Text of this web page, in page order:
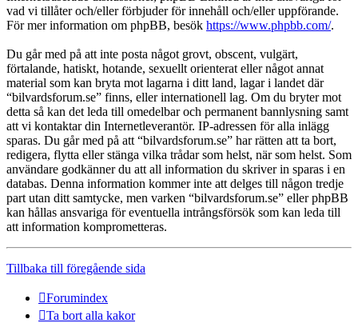
vad vi tillåter och/eller förbjuder för innehåll och/eller uppförande.
För mer information om phpBB, besök https://www.phpbb.com/.
Du går med på att inte posta något grovt, obscent, vulgärt,
förtalande, hatiskt, hotande, sexuellt orienterat eller något annat
material som kan bryta mot lagarna i ditt land, lagar i landet där
“bilvardsforum.se” finns, eller internationell lag. Om du bryter mot
detta så kan det leda till omedelbar och permanent bannlysning samt
att vi kontaktar din Internetleverantör. IP-adressen för alla inlägg
sparas. Du går med på att “bilvardsforum.se” har rätten att ta bort,
redigera, flytta eller stänga vilka trådar som helst, när som helst. Som
användare godkänner du att all information du skriver in sparas i en
databas. Denna information kommer inte att delges till någon tredje
part utan ditt samtycke, men varken “bilvardsforum.se” eller phpBB
kan hållas ansvariga för eventuella intrångsförsök som kan leda till
att information komprometteras.
Tillbaka till föregående sida
Forumindex
Ta bort alla kakor